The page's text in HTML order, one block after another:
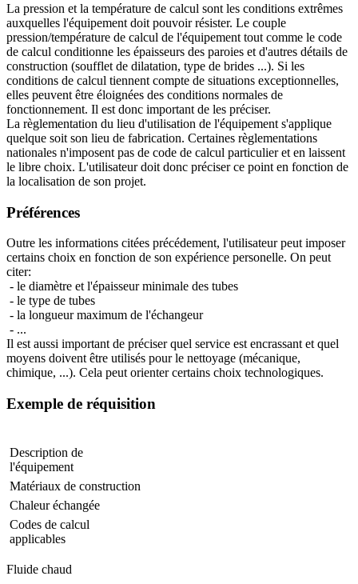
La pression et la température de calcul sont les conditions extrêmes
auxquelles l'équipement doit pouvoir résister. Le couple
pression/température de calcul de l'équipement tout comme le code
de calcul conditionne les épaisseurs des paroies et d'autres détails de
construction (soufflet de dilatation, type de brides ...). Si les
conditions de calcul tiennent compte de situations exceptionnelles,
elles peuvent être éloignées des conditions normales de
fonctionnement. Il est donc important de les préciser.
La règlementation du lieu d'utilisation de l'équipement s'applique
quelque soit son lieu de fabrication. Certaines règlementations
nationales n'imposent pas de code de calcul particulier et en laissent
le libre choix. L'utilisateur doit donc préciser ce point en fonction de
la localisation de son projet.
Préférences
Outre les informations citées précédement, l'utilisateur peut imposer
certains choix en fonction de son expérience personelle. On peut
citer:
- le diamètre et l'épaisseur minimale des tubes
- le type de tubes
- la longueur maximum de l'échangeur
- ...
Il est aussi important de préciser quel service est encrassant et quel
moyens doivent être utilisés pour le nettoyage (mécanique,
chimique, ...). Cela peut orienter certains choix technologiques.
Exemple de réquisition
Description de
l'équipement
Matériaux de construction
Chaleur échangée
Codes de calcul
applicables
Fluide chaud